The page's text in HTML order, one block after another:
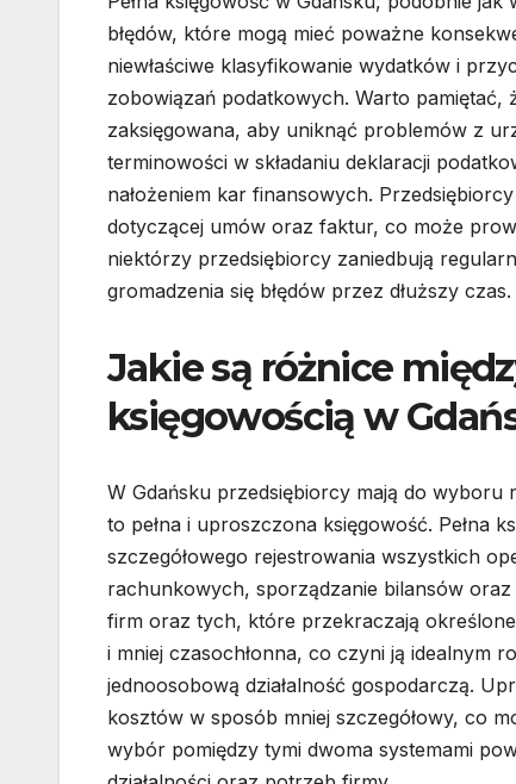
błędów, które mogą mieć poważne
niewłaściwe klasyfikowanie wydatków i
zobowiązań podatkowych. Warto
zaksięgowana, aby uniknąć problemów z
terminowości w składaniu deklaracji
nałożeniem kar finansowych.
dotyczącej umów oraz faktur, co może
niektórzy przedsiębiorcy zaniedbują
gromadzenia się błędów przez dłuższy czas.
Jakie są różnice
księgowością w
W Gdańsku przedsiębiorcy mają do
to pełna i uproszczona księgowość. Pełna
szczegółowego rejestrowania wszystkich
rachunkowych, sporządzanie bilansów
firm oraz tych, które przekraczają
i mniej czasochłonna, co czyni ją idealnym
jednoosobową działalność gospodarczą.
kosztów w sposób mniej szczegółowy, co
wybór pomiędzy tymi dwoma systemami